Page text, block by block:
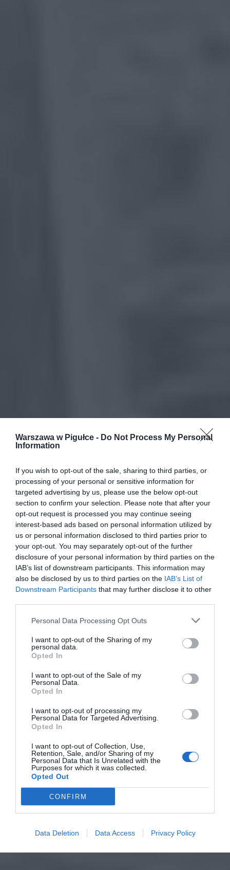
Warszawa w Pigułce - Do Not Process My Personal
Information
If you wish to opt-out of the sale, sharing to third parties, or
processing of your personal or sensitive information for
targeted advertising by us, please use the below opt-out
section to confirm your selection. Please note that after your
opt-out request is processed you may continue seeing
interest-based ads based on personal information utilized by
us or personal information disclosed to third parties prior to
your opt-out. You may separately opt-out of the further
disclosure of your personal information by third parties on the
IAB’s list of downstream participants. This information may
also be disclosed by us to third parties on the IAB’s List of
Downstream Participants that may further disclose it to other
Personal Data Processing Opt Outs
I want to opt-out of the Sharing of my
personal data.
Opted In
I want to opt-out of the Sale of my
Personal Data.
Opted In
I want to opt-out of processing my
Personal Data for Targeted Advertising.
Opted In
I want to opt-out of Collection, Use,
Retention, Sale, and/or Sharing of my
Personal Data that Is Unrelated with the
Purposes for which it was collected.
Opted Out
CONFIRM
Data Deletion Data Access Privacy Policy